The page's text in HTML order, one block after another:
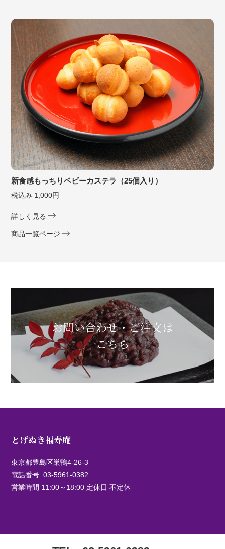
新食感もっちりベビーカステラ（25個入り）
税込み 1,000円
詳しく見る
商品一覧ページ
お問い合わせ・ご注文は
こちら
とげぬき福寿庵
東京都豊島区巣鴨4-26-3
電話番号:03-5961-0382
営業時間 11:00～18:00 定休日 不定休